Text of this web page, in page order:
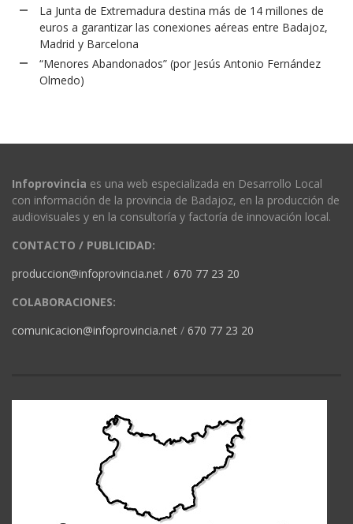
La Junta de Extremadura destina más de 14 millones de
euros a garantizar las conexiones aéreas entre Badajoz,
Madrid y Barcelona
“Menores Abandonados” (por Jesús Antonio Fernández
Olmedo)
Infoprovincia es una web especializada en Desarrollo Local
con información de la provincia de Badajoz, en la producción de
audiovisuales y en la consultoría y factoría de innovación local.
CONTACTO / PUBLICIDAD:
produccion@infoprovincia.net / 670 77 23 20
COLABORACIONES:
comunicacion@infoprovincia.net / 670 77 23 20